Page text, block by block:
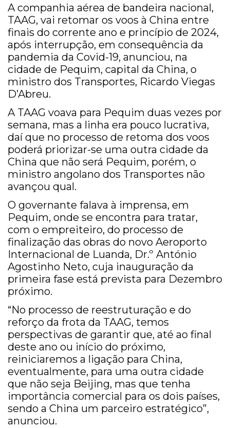
A companhia aérea de bandeira nacional,
TAAG, vai retomar os voos à China entre
finais do corrente ano e princípio de 2024,
após interrupção, em consequência da
pandemia da Covid-19, anunciou, na
cidade de Pequim, capital da China, o
ministro dos Transportes, Ricardo Viegas
D’Abreu.
A TAAG voava para Pequim duas vezes por
semana, mas a linha era pouco lucrativa,
daí que no processo de retoma dos voos
poderá priorizar-se uma outra cidade da
China que não será Pequim, porém, o
ministro angolano dos Transportes não
avançou qual.
O governante falava à imprensa, em
Pequim, onde se encontra para tratar,
com o empreiteiro, do processo de
finalização das obras do novo Aeroporto
Internacional de Luanda, Dr.º António
Agostinho Neto, cuja inauguração da
primeira fase está prevista para Dezembro
próximo.
“No processo de reestruturação e do
reforço da frota da TAAG, temos
perspectivas de garantir que, até ao final
deste ano ou início do próximo,
reiniciaremos a ligação para China,
eventualmente, para uma outra cidade
que não seja Beijing, mas que tenha
importância comercial para os dois países,
sendo a China um parceiro estratégico”,
anunciou.